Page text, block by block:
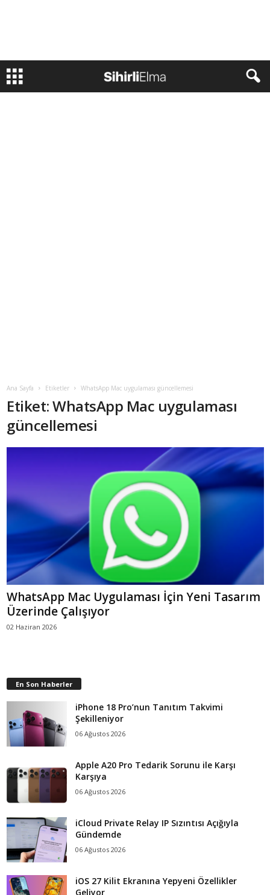
Ana Sayfa Etiketler WhatsApp Mac uygulaması güncellemesi
Etiket: WhatsApp Mac uygulaması
güncellemesi
WhatsApp Mac Uygulaması İçin Yeni Tasarım
Üzerinde Çalışıyor
02 Haziran 2026
En Son Haberler
iPhone 18 Pro’nun Tanıtım Takvimi
Şekilleniyor
06 Ağustos 2026
Apple A20 Pro Tedarik Sorunu ile Karşı
Karşıya
06 Ağustos 2026
iCloud Private Relay IP Sızıntısı Açığıyla
Gündemde
06 Ağustos 2026
iOS 27 Kilit Ekranına Yepyeni Özellikler
Geliyor